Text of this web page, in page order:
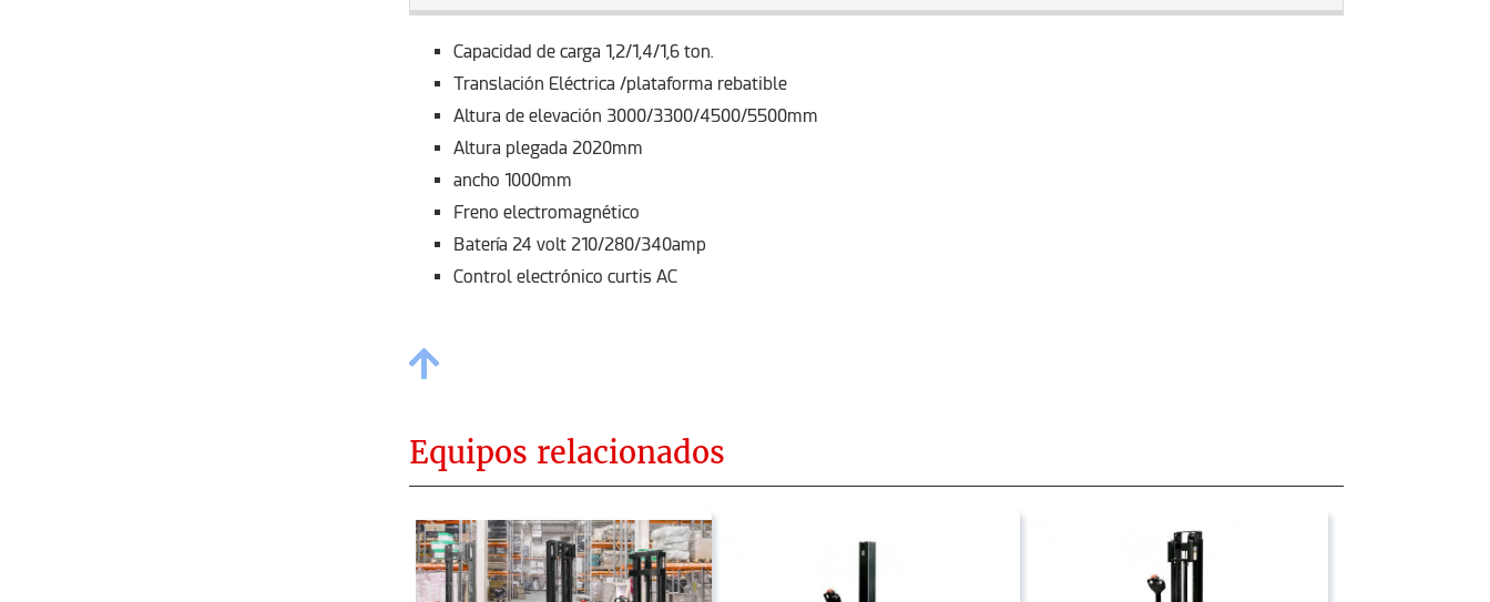
Capacidad de carga 1,2/1,4/1,6 ton.
Translación Eléctrica /plataforma rebatible
Altura de elevación 3000/3300/4500/5500mm
Altura plegada 2020mm
ancho 1000mm
Freno electromagnético
Batería 24 volt 210/280/340amp
Control electrónico curtis AC
Equipos relacionados